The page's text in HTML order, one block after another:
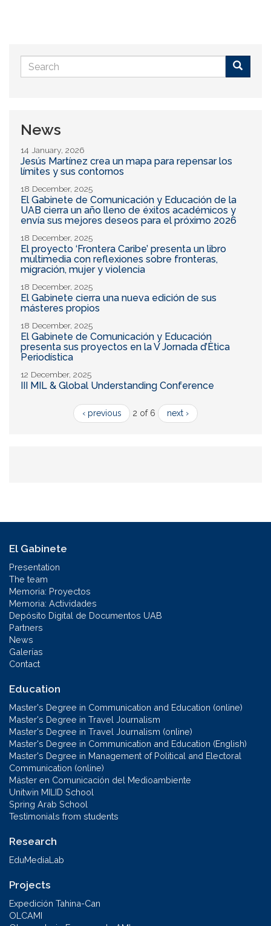
Search
form
News
14 January, 2026
Jesús Martínez crea un mapa para repensar los
límites y sus contornos
18 December, 2025
El Gabinete de Comunicación y Educación de la
UAB cierra un año lleno de éxitos académicos y
envía sus mejores deseos para el próximo 2026
18 December, 2025
El proyecto ‘Frontera Caribe’ presenta un libro
multimedia con reflexiones sobre fronteras,
migración, mujer y violencia
18 December, 2025
El Gabinete cierra una nueva edición de sus
másteres propios
18 December, 2025
El Gabinete de Comunicación y Educación
presenta sus proyectos en la V Jornada d’Ètica
Periodística
12 December, 2025
III MIL & Global Understanding Conference
‹ previous 2 of 6 next ›
El Gabinete
Presentation
The team
Memoria: Proyectos
Memoria: Actividades
Depósito Digital de Documentos UAB
Partners
News
Galerías
Contact
Education
Master's Degree in Communication and Education (online)
Master's Degree in Travel Journalism
Master's Degree in Travel Journalism (online)
Master's Degree in Communication and Education (English)
Master's Degree in Management of Political and Electoral
Communication (online)
Máster en Comunicación del Medioambiente
Unitwin MILID School
Spring Arab School
Testimonials from students
Research
EduMediaLab
Projects
Expedición Tahina-Can
OLCAMI